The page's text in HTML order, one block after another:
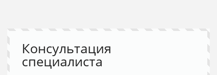
Консультация
специалиста